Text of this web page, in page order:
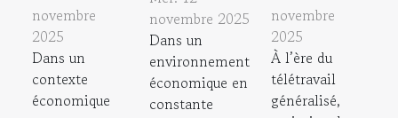
novembre
2025
Dans un
contexte
économique
novembre 2025
Dans un
environnement
économique en
constante
novembre
2025
À l’ère du
télétravail
généralisé,